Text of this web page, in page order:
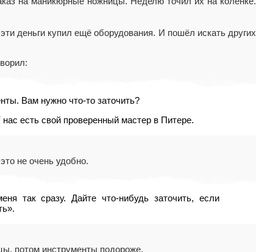
деньги купил ещё оборудования. И пошёл искать других
Вам нужно что-то заточить?
есть свой проверенный мастер в Питере.
не очень удобно.
так сразу. Дайте что-нибудь заточить, если
потом инструменты подороже.